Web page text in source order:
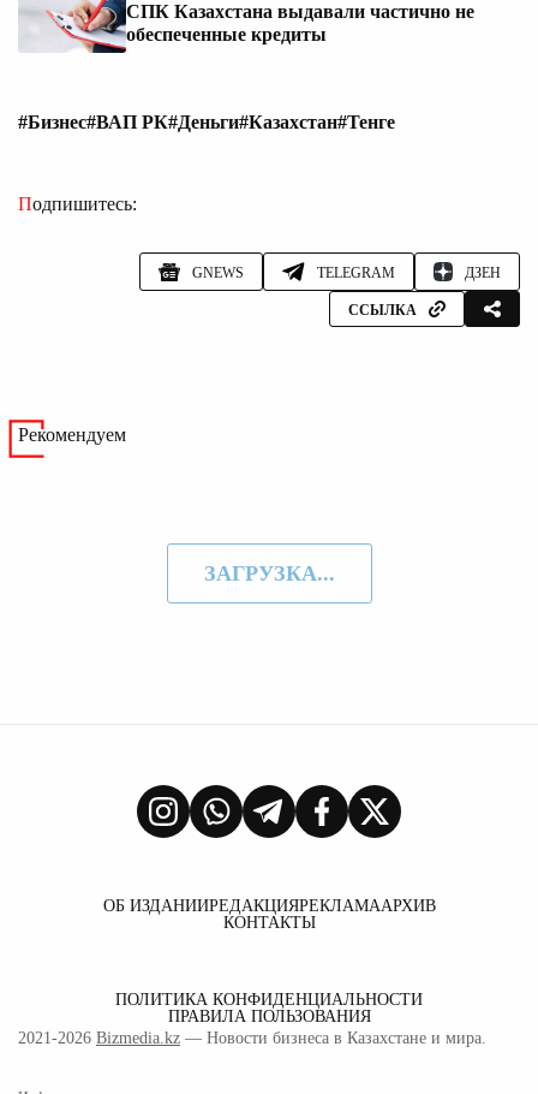
СПК Казахстана выдавали частично не
обеспеченные кредиты
#Бизнес#ВАП РК#Деньги#Казахстан#Тенге
Подпишитесь:
GNEWS TELEGRAM ДЗЕН
ССЫЛКА
Рекомендуем
ЗАГРУЗКА...
ОБ ИЗДАНИИРЕДАКЦИЯРЕКЛАМААРХИВ
КОНТАКТЫ
ПОЛИТИКА КОНФИДЕНЦИАЛЬНОСТИ
ПРАВИЛА ПОЛЬЗОВАНИЯ
2021-2026 Bizmedia.kz — Новости бизнеса в Казахстане и мира.